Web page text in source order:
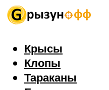
Крысы
Клопы
Тараканы